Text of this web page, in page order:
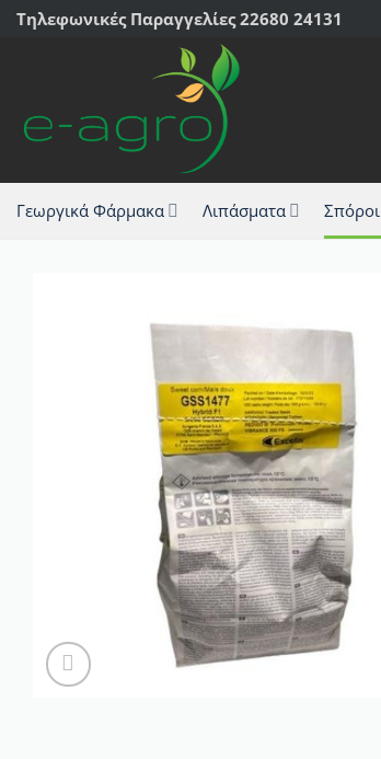
Μετάβαση
Τηλεφωνικές Παραγγελίες 22680 24131
Γεωργικά Φάρμακα Λιπάσματα Σπόροι